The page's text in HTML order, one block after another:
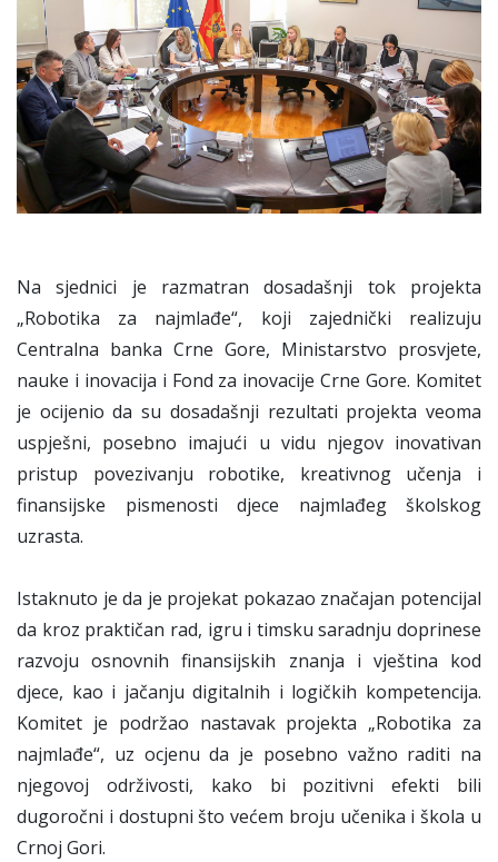
Na sjednici je razmatran dosadašnji tok projekta
„Robotika za najmlađe“, koji zajednički realizuju
Centralna banka Crne Gore, Ministarstvo prosvjete,
nauke i inovacija i Fond za inovacije Crne Gore. Komitet
je ocijenio da su dosadašnji rezultati projekta veoma
uspješni, posebno imajući u vidu njegov inovativan
pristup povezivanju robotike, kreativnog učenja i
finansijske pismenosti djece najmlađeg školskog
uzrasta.
Istaknuto je da je projekat pokazao značajan potencijal
da kroz praktičan rad, igru i timsku saradnju doprinese
razvoju osnovnih finansijskih znanja i vještina kod
djece, kao i jačanju digitalnih i logičkih kompetencija.
Komitet je podržao nastavak projekta „Robotika za
najmlađe“, uz ocjenu da je posebno važno raditi na
njegovoj održivosti, kako bi pozitivni efekti bili
dugoročni i dostupni što većem broju učenika i škola u
Crnoj Gori.